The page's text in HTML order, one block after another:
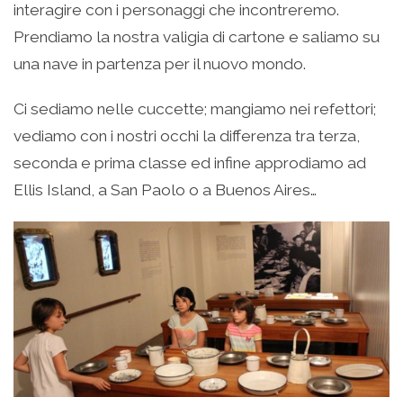
interagire con i personaggi che incontreremo.
Prendiamo la nostra valigia di cartone e saliamo su
una nave in partenza per il nuovo mondo.
Ci sediamo nelle cuccette; mangiamo nei refettori;
vediamo con i nostri occhi la differenza tra terza,
seconda e prima classe ed infine approdiamo ad
Ellis Island, a San Paolo o a Buenos Aires…